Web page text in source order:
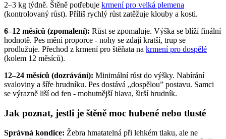
2–3 kg týdně. Štěně potřebuje krmení pro velká plemena
(kontrolovaný růst). Příliš rychlý růst zatěžuje klouby a kosti.
6–12 měsíců (zpomalení): Růst se zpomaluje. Výška se blíží finální
hodnotě. Pes mění proporce - nohy se zdají kratší, trup se
prodlužuje. Přechod z krmení pro štěňata na krmení pro dospělé
(kolem 12 měsíců).
12–24 měsíců (dozrávání): Minimální růst do výšky. Nabírání
svaloviny a šíře hrudníku. Pes dostává „dospělou” postavu. Samci
se výrazně liší od fen - mohutnější hlava, širší hrudník.
Jak poznat, jestli je štěně moc hubené nebo tlusté
Správná kondice: Žebra hmatatelná při lehkém tlaku, ale ne